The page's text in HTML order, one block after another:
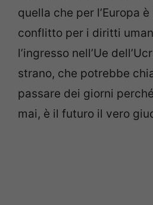
quella che per l’Europa
conflitto per i diritti
l’ingresso nell’Ue
strano, che potrebbe
passare dei giorni
mai, è il futuro il vero